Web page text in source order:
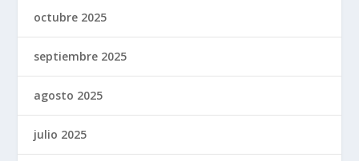
octubre 2025
septiembre 2025
agosto 2025
julio 2025